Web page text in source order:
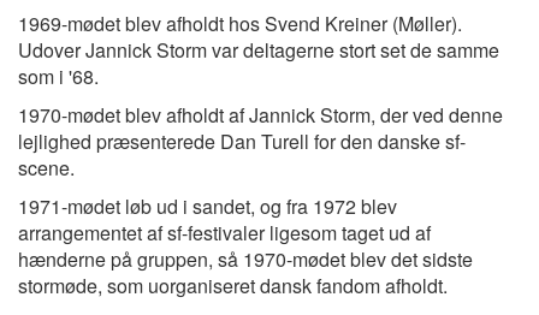
1969-mødet blev afholdt hos Svend Kreiner (Møller).
Udover Jannick Storm var deltagerne stort set de samme
som i '68.
1970-mødet blev afholdt af Jannick Storm, der ved denne
lejlighed præsenterede Dan Turell for den danske sf-
scene.
1971-mødet løb ud i sandet, og fra 1972 blev
arrangementet af sf-festivaler ligesom taget ud af
hænderne på gruppen, så 1970-mødet blev det sidste
stormøde, som uorganiseret dansk fandom afholdt.